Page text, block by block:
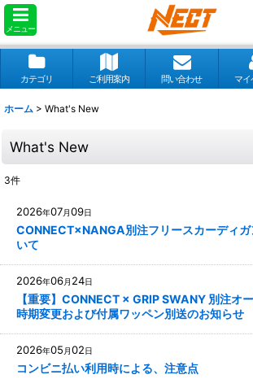
メニュー
カテゴリ ご利用案内 問い合わせ マイ
ホーム > What's New
What's New
3件
2026年07月09日
CONNECT×NANGA別注フリースカーディ
いて
2026年06月 24日
【重要】CONNECT × GRIP SWANY 別注オ
時期変更および付属ワッペン別送のお知らせ
2026年05 月02日
コンビニ払い利用時による、注意点